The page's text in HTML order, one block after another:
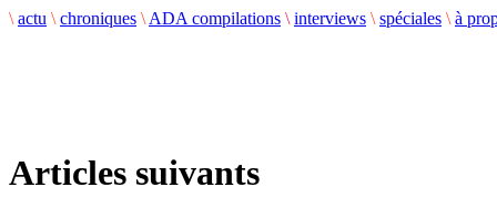
\ actu \ chroniques \ ADA compilations \ interviews \ spéciales \ à
Articles suivants